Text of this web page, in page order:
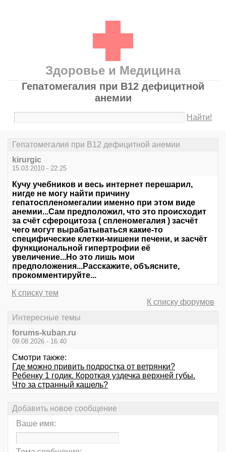
Здоровье и Медицина
Гепатомегалия при B12 дефицитной
анемии
Найти!
Гепатомегалия при B12 дефицитной анемии
kirurgic
15.03.2010 - 22:25
Кучу учебников и весь интернет перешарил,
нигде не могу найти причину
гепатоспленомегалии именно при этом виде
анемии...Сам предположил, что это происходит
за счёт сфероцитоза ( спленомегалия ) засчёт
чего могут вырабатываться какие-то
специфические клетки-мишени печени, и засчёт
функциональной гипертрофии её
увеличение...Но это лишь мои
предположения...Расскажите, объясните,
прокомментируйте...
К списку тем
К списку форумов
Интересные темы
forums-kuban.ru
09.08.2026 - 16:40
Смотри также:
Где можно привить подростка от ветрянки?
Ребенку 1 годик. Короткая уздечка верхней губы.
Что за странный кашель?
Добавить новое сообщение
Ваше имя: